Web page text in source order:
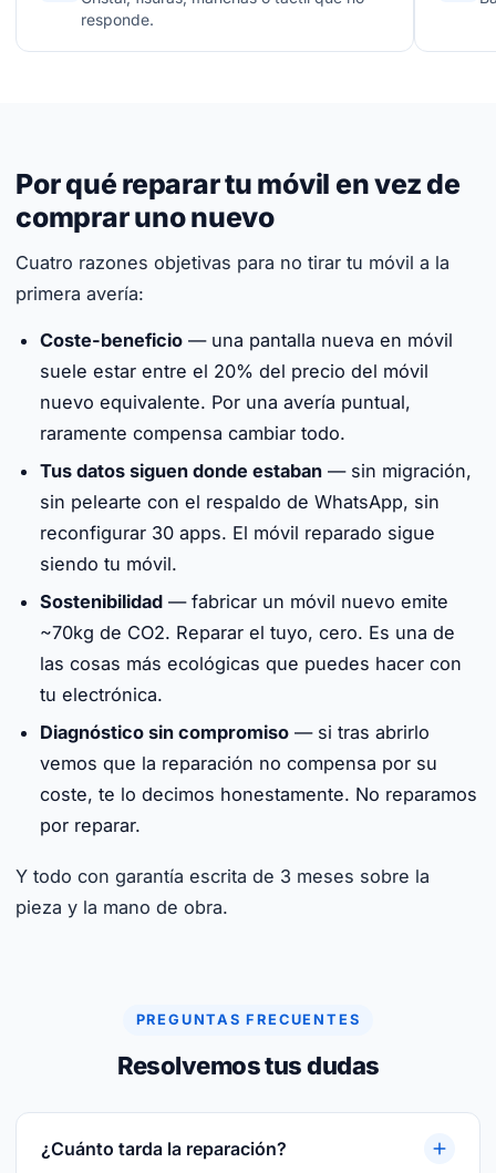
responde.
Por qué reparar tu móvil en vez de
comprar uno nuevo
Cuatro razones objetivas para no tirar tu móvil a la
primera avería:
Coste-beneficio — una pantalla nueva en móvil
suele estar entre el 20% del precio del móvil
nuevo equivalente. Por una avería puntual,
raramente compensa cambiar todo.
Tus datos siguen donde estaban — sin migración,
sin pelearte con el respaldo de WhatsApp, sin
reconfigurar 30 apps. El móvil reparado sigue
siendo tu móvil.
Sostenibilidad — fabricar un móvil nuevo emite
~70kg de CO2. Reparar el tuyo, cero. Es una de
las cosas más ecológicas que puedes hacer con
tu electrónica.
Diagnóstico sin compromiso — si tras abrirlo
vemos que la reparación no compensa por su
coste, te lo decimos honestamente. No reparamos
por reparar.
Y todo con garantía escrita de 3 meses sobre la
pieza y la mano de obra.
PREGUNTAS FRECUENTES
Resolvemos tus dudas
¿Cuánto tarda la reparación?